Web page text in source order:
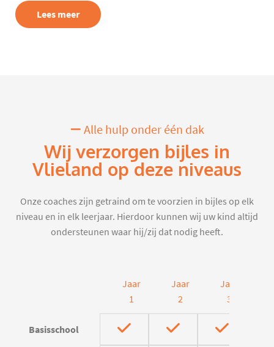
Lees meer
Alle hulp onder één dak
Wij verzorgen bijles in
Vlieland op deze niveaus
Onze coaches zijn getraind om te voorzien in bijles op elk
niveau en in elk leerjaar. Hierdoor kunnen wij uw kind altijd
ondersteunen waar hij/zij dat nodig heeft.
Jaar
1
Jaar
2
Jaar
3
Basisschool